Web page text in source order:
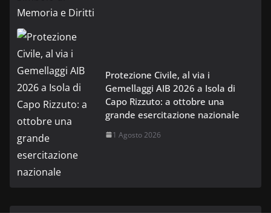
Protezione Civile, al via i
Gemellaggi AIB 2026 a Isola di
Capo Rizzuto: a ottobre una
grande esercitazione nazionale
1 Agosto 2026